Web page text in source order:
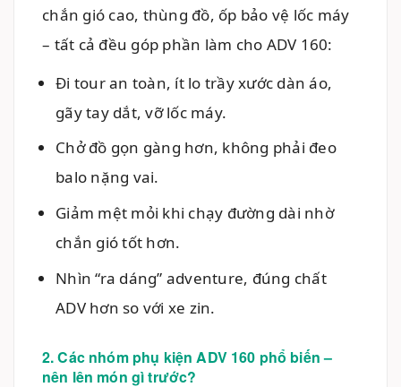
chắn gió cao, thùng đồ, ốp bảo vệ lốc máy
– tất cả đều góp phần làm cho ADV 160:
Đi tour an toàn, ít lo trầy xước dàn áo,
gãy tay dắt, vỡ lốc máy.
Chở đồ gọn gàng hơn, không phải đeo
balo nặng vai.
Giảm mệt mỏi khi chạy đường dài nhờ
chắn gió tốt hơn.
Nhìn “ra dáng” adventure, đúng chất
ADV hơn so với xe zin.
2. Các nhóm phụ kiện ADV 160 phổ biến –
nên lên món gì trước?